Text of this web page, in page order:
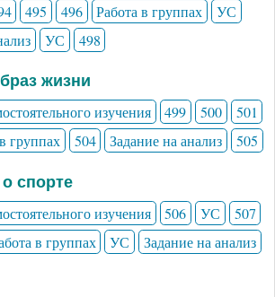
495 496 Работа в группах
УС
УС 498
жизни
изучения 499 500
501
группах 504 Задание на анализ 505
спорте
изучения 506 УС
507
в группах УС
Задание на анализ